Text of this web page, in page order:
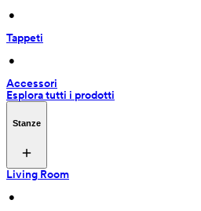
•
Tappeti
•
Accessori
Esplora tutti i prodotti
Stanze
Living Room
•